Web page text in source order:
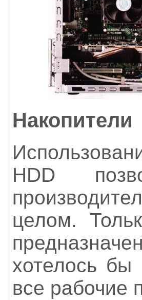
Накопители
HDD
целом.
хотелось
все рабочие